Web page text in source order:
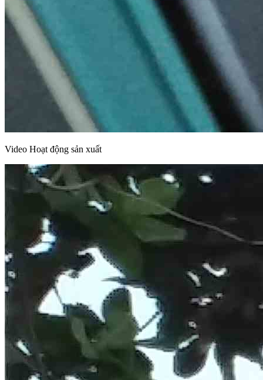
Video Hoạt động sản xuất